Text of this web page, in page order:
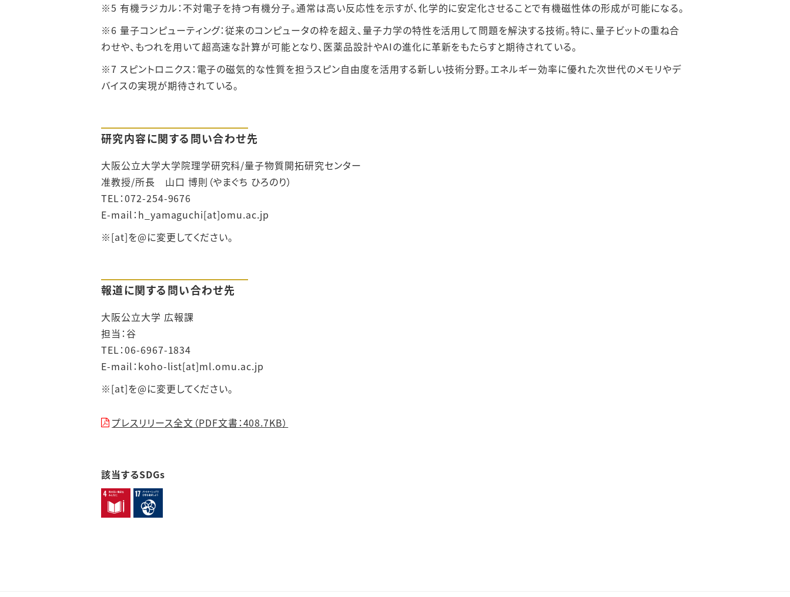
※5 有機ラジカル：不対電子を持つ有機分子。通常は高い反応性を示すが、化学的に安定化させることで有機磁性体の形成が可能になる。
※6 量子コンピューティング：従来のコンピュータの枠を超え、量子力学の特性を活用して問題を解決する技術。特に、量子ビットの重ね合
わせや、もつれを用いて超高速な計算が可能となり、医薬品設計やAIの進化に革新をもたらすと期待されている。
※7 スピントロニクス：電子の磁気的な性質を担うスピン自由度を活用する新しい技術分野。エネルギー効率に優れた次世代のメモリやデ
バイスの実現が期待されている。
研究内容に関する問い合わせ先
大阪公立大学大学院理学研究科/量子物質開拓研究センター
准教授/所長 山口 博則（やまぐち ひろのり）
TEL：072-254-9676
E-mail：h_yamaguchi[at]omu.ac.jp
※[at]を@に変更してください。
報道に関する問い合わせ先
大阪公立大学 広報課
担当：谷
TEL：06-6967-1834
E-mail： koho-list[at]ml.omu.ac.jp
※[at]を@に変更してください。
プレスリリース全文（PDF文書：408.7KB）
該当するSDGs